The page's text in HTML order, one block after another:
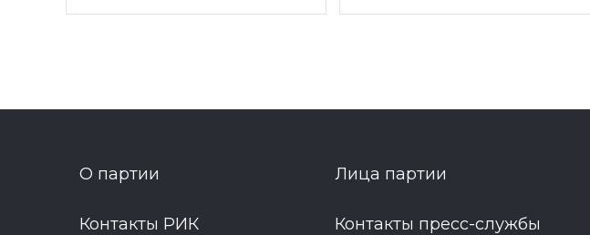
О партии Лица партии
Контакты РИК Контакты пресс-службы